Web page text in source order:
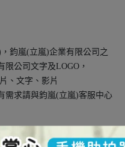
鈞嵐(立嵐)企業有限公司之
公司文字及LOGO，
、文字、影片
求請與鈞嵐(立嵐)客服中心
刊登者，